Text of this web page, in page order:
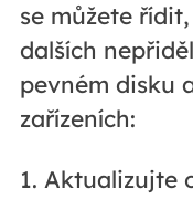
se můžete
dalších
pevném disku
zařízeních:
1. Aktualizujte